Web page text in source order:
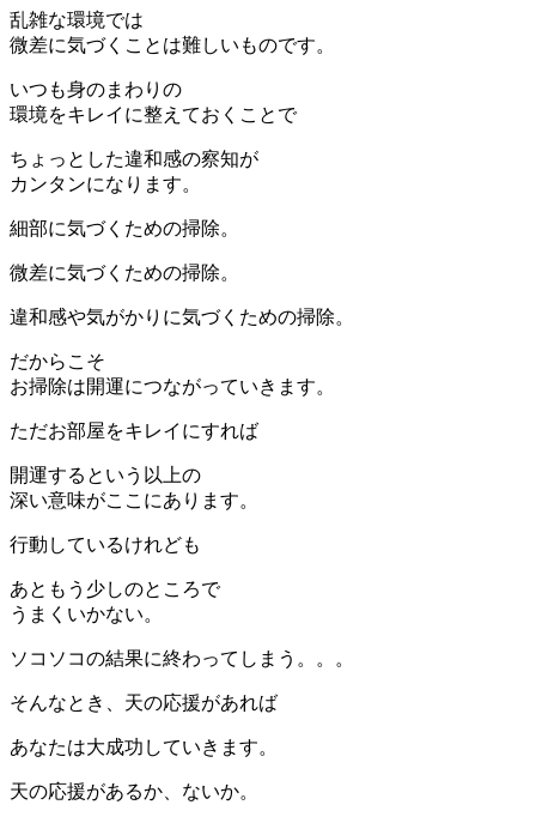
乱雑な環境では
微差に気づくことは難しいものです。
いつも身のまわりの
環境をキレイに整えておくことで
ちょっとした違和感の察知が
カンタンになります。
細部に気づくための掃除。
微差に気づくための掃除。
違和感や気がかりに気づくための掃除。
だからこそ
お掃除は開運につながっていきます。
ただお部屋をキレイにすれば
開運するという以上の
深い意味がここにあります。
行動しているけれども
あともう少しのところで
うまくいかない。
ソコソコの結果に終わってしまう。。。
そんなとき、天の応援があれば
あなたは大成功していきます。
天の応援があるか、ないか。